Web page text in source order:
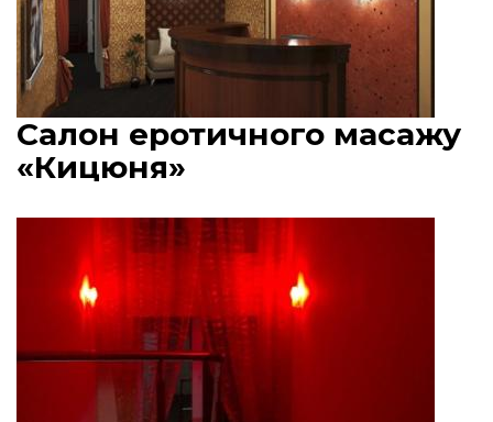
Салон еротичного масажу
«Кицюня»